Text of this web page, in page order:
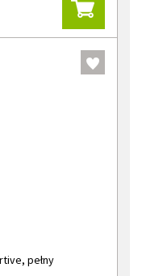
pełny